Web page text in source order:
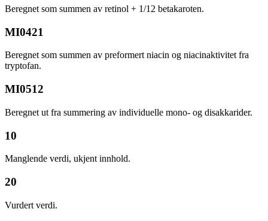
Beregnet som summen av retinol + 1/12 betakaroten.
MI0421
Beregnet som summen av preformert niacin og niacinaktivitet fra
tryptofan.
MI0512
Beregnet ut fra summering av individuelle mono- og disakkarider.
10
Manglende verdi, ukjent innhold.
20
Vurdert verdi.